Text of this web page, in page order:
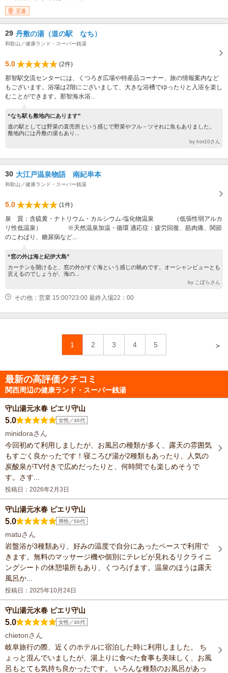
王道
29 丹敷の湯（道の駅 なち）
和歌山／健康ランド・スーパー銭湯
5.0
(2件)
那智駅交流センターには、くつろぎ広場や特産品コーナー、旅の情報案内など
もございます。浴場は2階にございまして、大きな浴槽でゆったりと入浴を楽し
むことができます。那智海水浴...
“なち駅も敷地内にあります”
道の駅としては野菜の直売所という感じで野菜やフル－ツそれに魚もありました。
敷地内には丹敷の湯もあり...
by hot10さん
30 大江戸温泉物語 南紀串本
和歌山／健康ランド・スーパー銭湯
5.0
(1件)
泉 質：含硫黄・ナトリウム・カルシウム‐塩化物温泉 （低張性弱アルカ
リ性低温泉） ※天然温泉加温・循環 適応症：疲労回復、筋肉痛、関節
のこわばり、糖尿病など...
“窓の外は海と紀伊大島”
カーテンを開けると、窓の外がすぐ海という感じの眺めです。オーシャンビューとも
言えるのでしょうが、海の...
by こぼらさん
その他：営業 15:00?23:00 最終入場22：00
1 2 3 4 5 ＞
最新の高評価クチコミ
関西周辺の健康ランド・スーパー銭湯
守山湯元水春 ピエリ守山
5.0 女性／40代
minidoraさん
今回初めて利用しましたが、お風呂の種類が多く、露天の雰囲気
もすごく良かったです！寝ころび湯が2種類もあったり、人気の
炭酸泉がTV付きで広めだったりと、何時間でも楽しめそうで
す。さす...
投稿日：2026年2月3日
守山湯元水春 ピエリ守山
5.0 男性／50代
matuさん
岩盤浴が3種類あり、好みの温度で自分にあったペースで利用で
きます。無料のマッサージ機や個別にテレビが見れるリクライニ
ングシートの休憩場所もあり、くつろげます。温泉のほうは露天
風呂か...
投稿日：2025年10月24日
守山湯元水春 ピエリ守山
5.0 女性／40代
chietonさん
岐阜旅行の際、近くのホテルに宿泊した時に利用しました。 ち
ょっと混んでいましたが、湯上りに食べた食事も美味しく、お風
呂もとても気持ち良かったです。 いろんな種類のお風呂があっ